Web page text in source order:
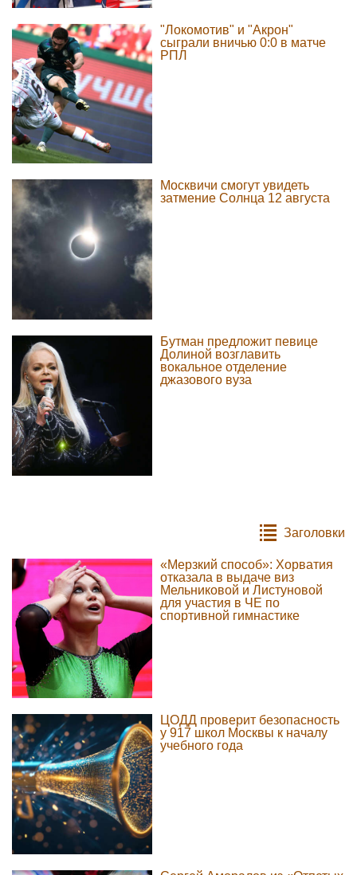
"Локомотив" и "Акрон"
сыграли вничью 0:0 в матче
РПЛ
Москвичи смогут увидеть
затмение Солнца 12 августа
Бутман предложит певице
Долиной возглавить
вокальное отделение
джазового вуза
Заголовки
«Мерзкий способ»: Хорватия
отказала в выдаче виз
Мельниковой и Листуновой
для участия в ЧЕ по
спортивной гимнастике
ЦОДД проверит безопасность
у 917 школ Москвы к началу
учебного года